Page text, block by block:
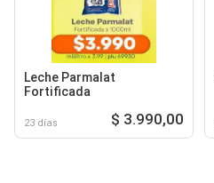
Leche Parmalat
Fortificada
23 días $ 3.990,00